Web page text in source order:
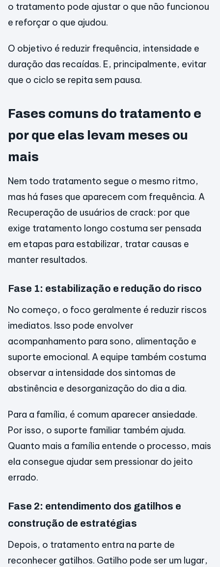
o tratamento pode ajustar o que não funcionou
e reforçar o que ajudou.
O objetivo é reduzir frequência, intensidade e
duração das recaídas. E, principalmente, evitar
que o ciclo se repita sem pausa.
Fases comuns do tratamento e
por que elas levam meses ou
mais
Nem todo tratamento segue o mesmo ritmo,
mas há fases que aparecem com frequência. A
Recuperação de usuários de crack: por que
exige tratamento longo costuma ser pensada
em etapas para estabilizar, tratar causas e
manter resultados.
Fase 1: estabilização e redução do risco
No começo, o foco geralmente é reduzir riscos
imediatos. Isso pode envolver
acompanhamento para sono, alimentação e
suporte emocional. A equipe também costuma
observar a intensidade dos sintomas de
abstinência e desorganização do dia a dia.
Para a família, é comum aparecer ansiedade.
Por isso, o suporte familiar também ajuda.
Quanto mais a família entende o processo, mais
ela consegue ajudar sem pressionar do jeito
errado.
Fase 2: entendimento dos gatilhos e
construção de estratégias
Depois, o tratamento entra na parte de
reconhecer gatilhos. Gatilho pode ser um lugar,